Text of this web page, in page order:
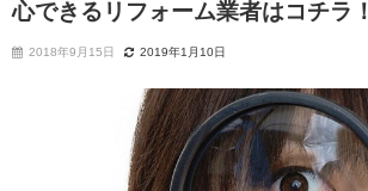
心できるリフォーム業者はコチラ！
2018年9月15日 2019年1月10日